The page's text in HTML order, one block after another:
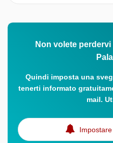
Non volete perdervi
Quindi imposta una
tenerti informato
mail.